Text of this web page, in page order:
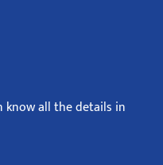
know all the details in